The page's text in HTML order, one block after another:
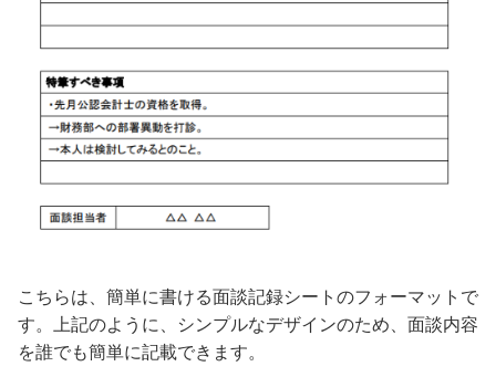
こちらは、簡単に書ける面談記録シートのフォーマットで
す。上記のように、シンプルなデザインのため、面談内容
を誰でも簡単に記載できます。